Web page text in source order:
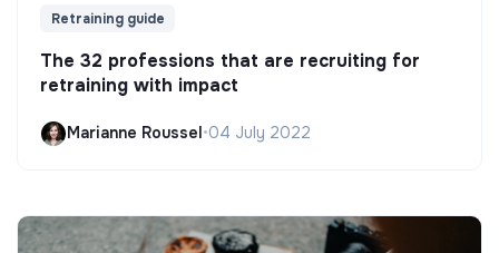
Retraining guide
The 32 professions that are recruiting for
retraining with impact
Marianne Roussel •04 July 2022